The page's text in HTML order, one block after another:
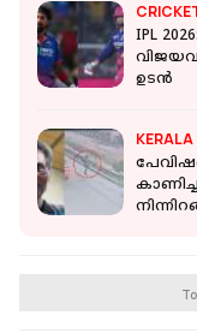
IPL
ഉടൻ
KERALA